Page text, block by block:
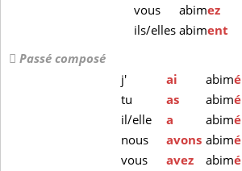
vous
abimez
ils/elles abiment
Passé composé
j'
ai abimé
tu
as abimé
il/elle
a abimé
nous
avons abimé
vous
avez abimé